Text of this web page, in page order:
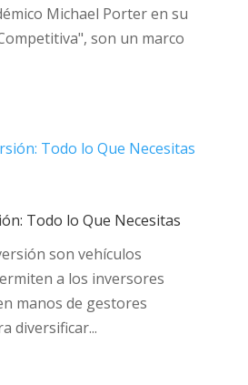
Michael Porter en su
son un marco
Todo lo Que Necesitas
son vehículos
a los inversores
manos de gestores
diversificar...